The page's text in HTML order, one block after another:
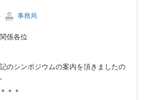
事務局
係各位
のシンポジウムの案内を頂きましたの
＊＊